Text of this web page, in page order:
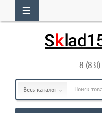
Обратный
8
Весь каталог